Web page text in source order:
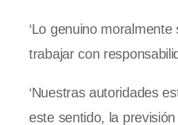
‘Lo genuino
trabajar con
‘Nuestras autoridades
este sentido, la